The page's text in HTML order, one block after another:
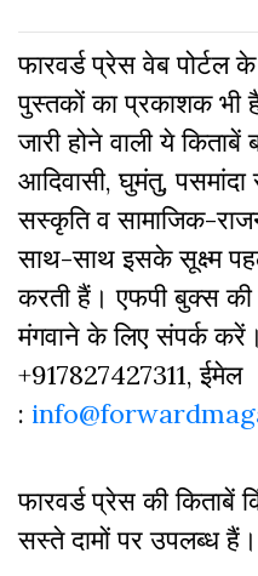
फारवर्ड प्रेस वेब पोर्टल
पुस्‍तकों का प्रकाशक
जारी होने वाली ये
आदिवासी, घुमंतु,
सस्‍क‍ृति व सामाजिक-
साथ-साथ इसके सूक्ष्म
करती हैं। एफपी बुक्‍स
मंगवाने के लिए संपर्क
+917827427311, ईमेल
:
फारवर्ड प्रेस की किताबें
सस्ते दामों पर उपलब्ध